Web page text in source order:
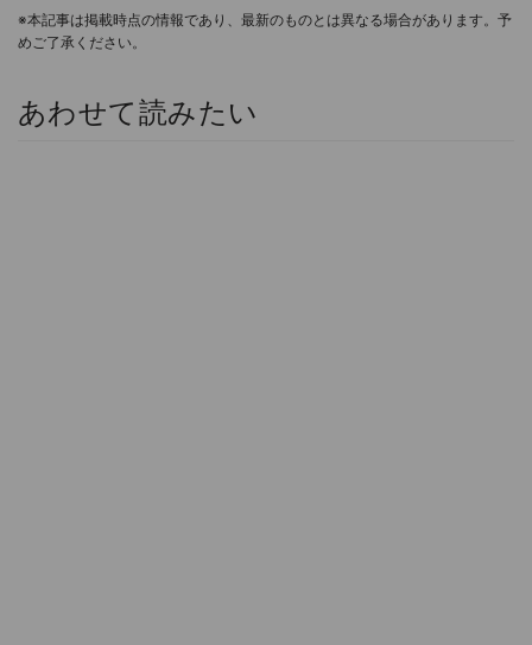
※本記事は掲載時点の情報であり、最新のものとは異なる場合があります。予
めご了承ください。
あわせて読みたい